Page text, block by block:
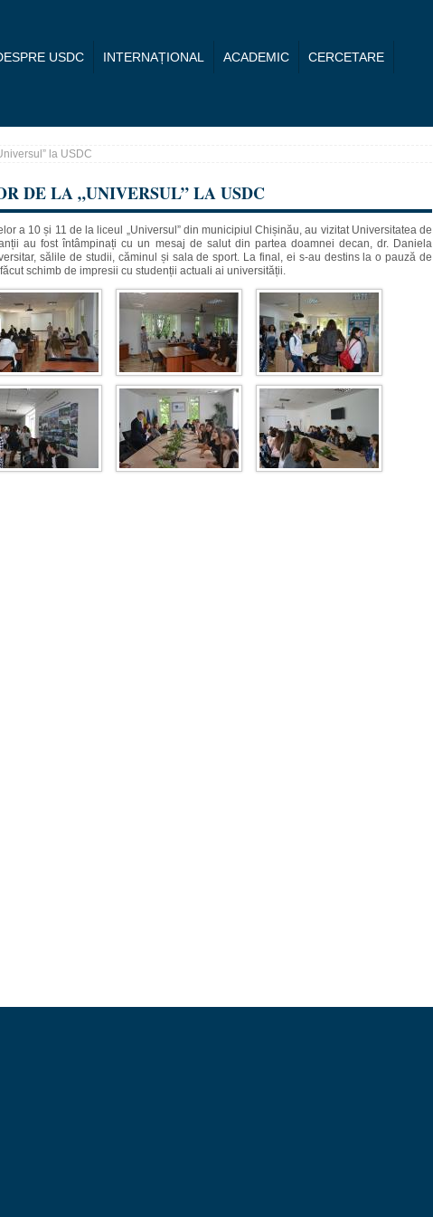
USDC INTERNAȚIONAL ACADEMIC CERCETARE
la USDC
DE LA „UNIVERSUL” LA USDC
a 10 și 11 de la liceul „Universul” din municipiul Chișinău, au vizitat Universitatea de
au fost întâmpinați cu un mesaj de salut din partea doamnei decan, dr. Daniela
sălile de studii, căminul și sala de sport. La final, ei s-au destins la o pauză de
schimb de impresii cu studenții actuali ai universității.